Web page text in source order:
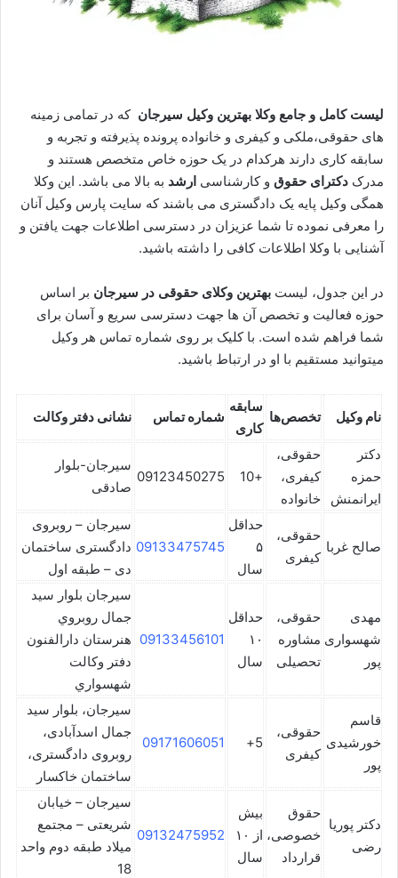
لیست کامل و جامع وکلا بهترین وکیل سیرجان که در تمامی زمینه
های حقوقی،ملکی و کیفری و خانواده پرونده پذیرفته و تجربه و
سابقه کاری دارند هرکدام در یک حوزه خاص متخصص هستند و
مدرک دکترای حقوق و کارشناسی ارشد به بالا می باشد. این وکلا
همگی وکیل پایه یک دادگستری می باشند که سایت پارس وکیل آنان
را معرفی نموده تا شما عزیزان در دسترسی اطلاعات جهت یافتن و
آشنایی با وکلا اطلاعات کافی را داشته باشید.
در این جدول، لیست بهترین وکلای حقوقی در سیرجان بر اساس
حوزه فعالیت و تخصص آن ها جهت دسترسی سریع و آسان برای
شما فراهم شده است. با کلیک بر روی شماره تماس هر وکیل
میتوانید مستقیم با او در ارتباط باشید.
نام وکیل تخصص‌ها
سابقه
کاری
شماره تماس نشانی دفتر وکالت
دکتر
حمزه
ایرانمنش
حقوقی،
کیفری،
خانواده
+10
09123450275
سیرجان-بلوار
صادقی
صالح غربا
حقوقی،
کیفری
حداقل
۵
سال
09133475745
سیرجان – روبروی
دادگستری ساختمان
دی – طبقه اول
مهدی
شهسواری
پور
حقوقی،
مشاوره
تحصیلی
حداقل
۱۰
سال
09133456101
سيرجان بلوار سيد
جمال روبروي
هنرستان دارالفنون
دفتر وكالت
شهسواري
قاسم
خورشیدی
پور
حقوقی،
کیفری
5+
09171606051
سیرجان، بلوار سید
جمال اسدآبادی،
روبروی دادگستری،
ساختمان خاکسار
دکتر پوریا
رضی
حقوق
خصوصی،
قرارداد
بیش
از ۱۰
سال
09132475952
سیرجان – خیابان
شریعتی – مجتمع
میلاد طبقه دوم واحد
18